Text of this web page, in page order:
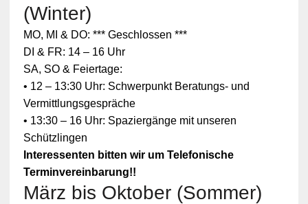
(Winter)
MO, MI & DO: *** Geschlossen ***
DI & FR: 14 – 16 Uhr
SA, SO & Feiertage:
• 12 – 13:30 Uhr: Schwerpunkt Beratungs- und
Vermittlungsgespräche
• 13:30 – 16 Uhr: Spaziergänge mit unseren
Schützlingen
Interessenten bitten wir um Telefonische
Terminvereinbarung!!
März bis Oktober (Sommer)